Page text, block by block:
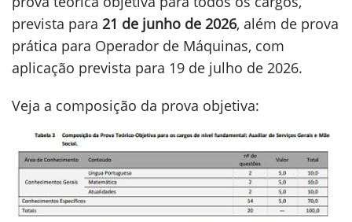
prevista para 21 de junho de 2026, além de prova
prática para Operador de Máquinas, com
aplicação prevista para 19 de julho de 2026.
Veja a composição da prova objetiva: